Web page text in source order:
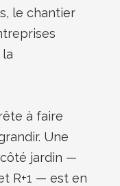
le chantier
à faire
Une
jardin —
R+1 — est en